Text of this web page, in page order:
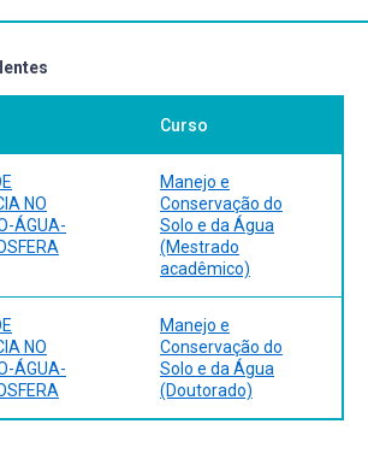
Curso
NO
ÁGUA-
Manejo e
Conservação do
Solo e da Água
(Mestrado
acadêmico)
NO
ÁGUA-
Manejo e
Conservação do
Solo e da Água
(Doutorado)